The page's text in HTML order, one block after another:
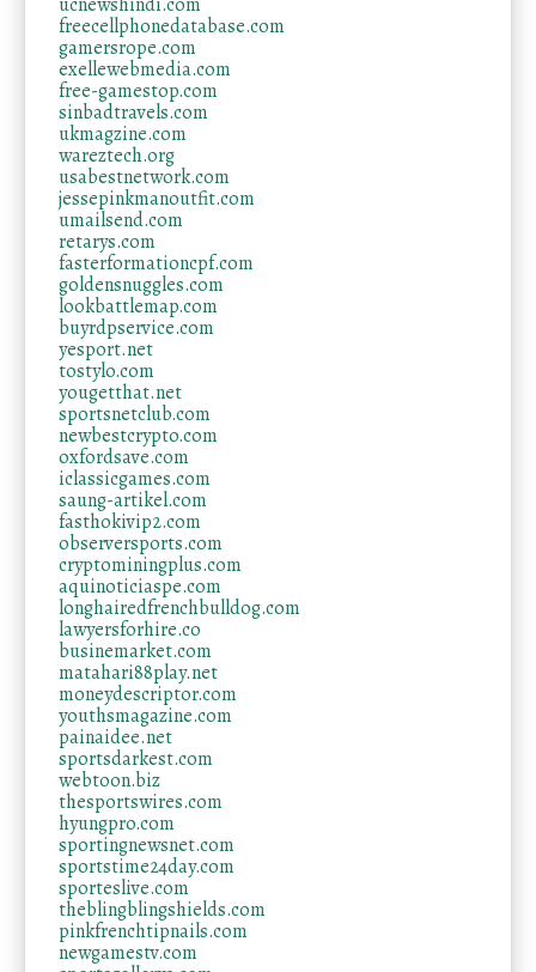
freecellphonedatabase.com
gamersrope.com
exellewebmedia.com
free-gamestop.com
sinbadtravels.com
ukmagzine.com
wareztech.org
usabestnetwork.com
jessepinkmanoutfit.com
umailsend.com
retarys.com
fasterformationcpf.com
goldensnuggles.com
lookbattlemap.com
buyrdpservice.com
yesport.net
tostylo.com
yougetthat.net
sportsnetclub.com
newbestcrypto.com
oxfordsave.com
iclassicgames.com
saung-artikel.com
fasthokivip2.com
observersports.com
cryptominingplus.com
aquinoticiaspe.com
longhairedfrenchbulldog.com
lawyersforhire.co
businemarket.com
matahari88play.net
moneydescriptor.com
youthsmagazine.com
painaidee.net
sportsdarkest.com
webtoon.biz
thesportswires.com
hyungpro.com
sportingnewsnet.com
sportstime24day.com
sporteslive.com
theblingblingshields.com
pinkfrenchtipnails.com
newgamestv.com